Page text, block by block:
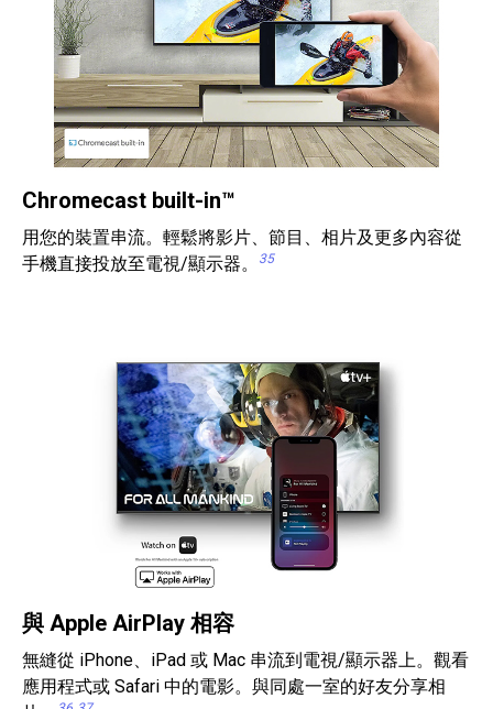
Chromecast built-in™
用您的裝置串流。輕鬆將影片、節目、相片及更多內容從
手機直接投放至電視/顯示器。
35
與 Apple AirPlay 相容
無縫從 iPhone、iPad 或 Mac 串流到電視/顯示器上。觀看
應用程式或 Safari 中的電影。與同處一室的好友分享相